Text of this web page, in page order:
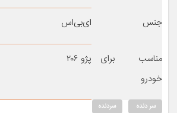
جنس ای‌بی‌اس
مناسب برای
خودرو
پژو ۲۰۶
سر دنده سردنده